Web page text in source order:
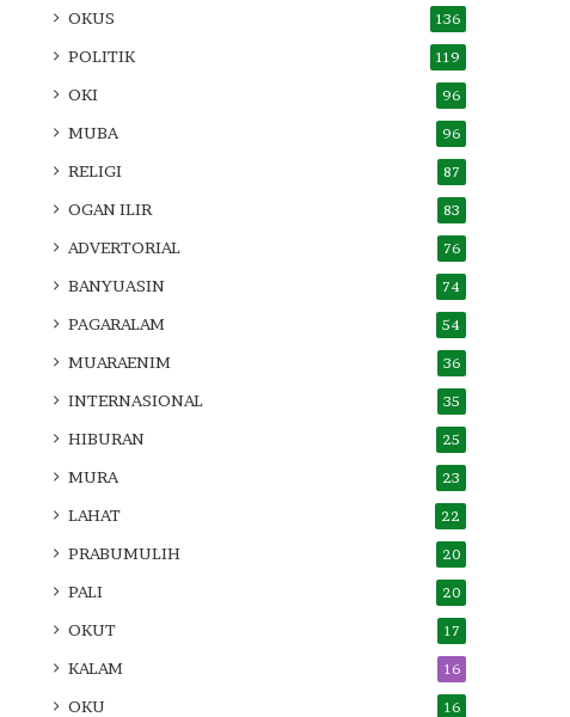
OKUS 136
POLITIK 119
OKI 96
MUBA 96
RELIGI 87
OGAN ILIR 83
ADVERTORIAL 76
BANYUASIN 74
PAGARALAM 54
MUARAENIM 36
INTERNASIONAL 35
HIBURAN 25
MURA 23
LAHAT 22
PRABUMULIH 20
PALI 20
OKUT 17
KALAM 16
OKU 16